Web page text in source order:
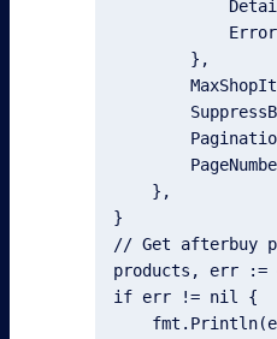
}
// Get afterbuy
products, err :=
if err != nil {